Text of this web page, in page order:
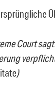
Court
)